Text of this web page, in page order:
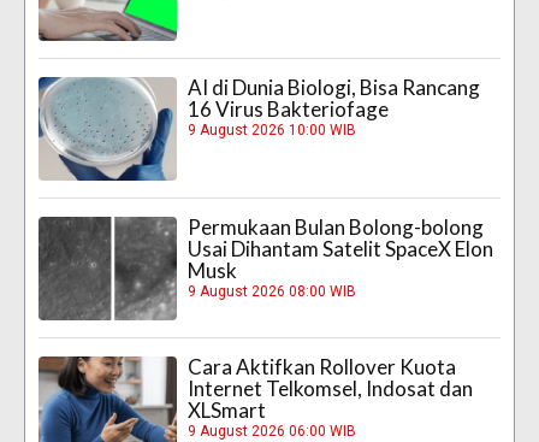
AI di Dunia Biologi, Bisa Rancang
16 Virus Bakteriofage
9 August 2026 10:00 WIB
Permukaan Bulan Bolong-bolong
Usai Dihantam Satelit SpaceX Elon
Musk
9 August 2026 08:00 WIB
Cara Aktifkan Rollover Kuota
Internet Telkomsel, Indosat dan
XLSmart
9 August 2026 06:00 WIB